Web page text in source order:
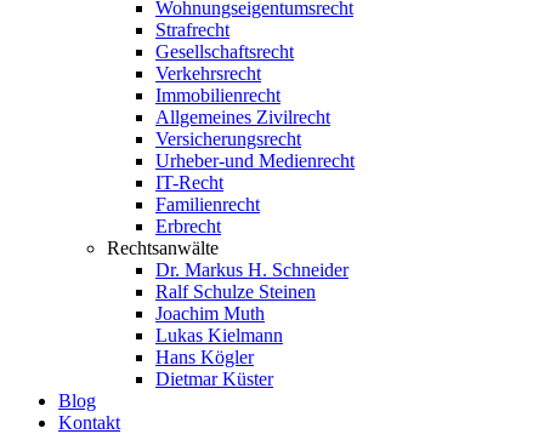
Wohnungseigentumsrecht
Strafrecht
Gesellschaftsrecht
Verkehrsrecht
Immobilienrecht
Allgemeines Zivilrecht
Versicherungsrecht
Urheber-und Medienrecht
IT-Recht
Familienrecht
Erbrecht
Rechtsanwälte
Dr. Markus H. Schneider
Ralf Schulze Steinen
Joachim Muth
Lukas Kielmann
Hans Kögler
Dietmar Küster
Blog
Kontakt